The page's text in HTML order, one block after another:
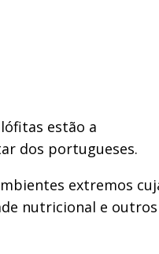
estão a
dos portugueses.
extremos
nutricional e outros